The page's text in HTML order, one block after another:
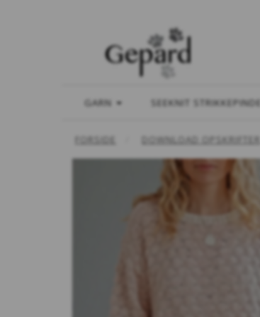
GARN SEEKNIT STRIKKEPINDE
FORSIDE DOWNLOAD OPSKRIFTER